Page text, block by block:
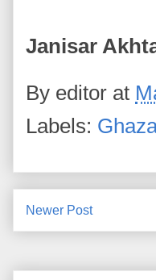
Janisar
By editor at
Labels:
Newer Post